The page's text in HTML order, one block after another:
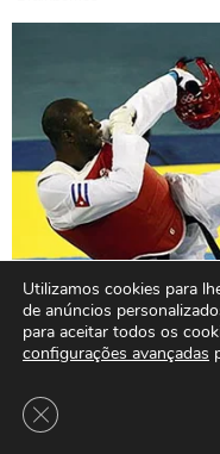
Utilizamos cookies para
de anúncios
para aceitar todos os
configurações avançadas
Close GDPR Cookie